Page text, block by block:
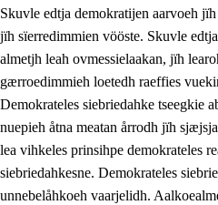
1.2 Identiteete jïh kulturellen
1.3 Laejhtehks ussjedimmie
1.4
goerehtimmievæljoe
1.5 Eatnemem krööhkestidh
1.6 Demokratije jïh
Skuvle edtja demokratijen aarvoeh
jïh sïerredimmien vööste. Skuvle
almetjh leah ovmessielaakan, jïh
gærroedimmieh loetedh raeffies
Demokrateles siebriedahke tseegkie
nuepieh åtna meatan årrodh jïh
lea vihkeles prinsihpe demokrateles
siebriedahkesne. Demokrateles
unnebelåhkoeh vaarjelidh.